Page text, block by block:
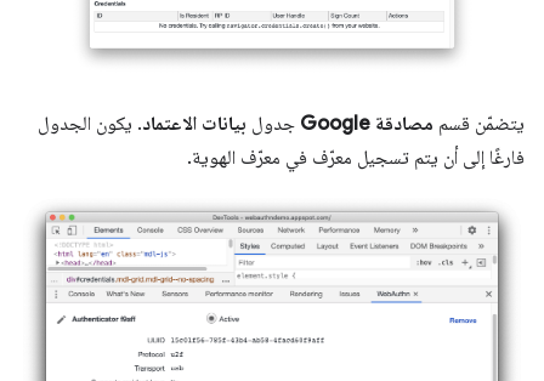
يتضمّن قسم مصادقة Google جدول بيانات الاعتماد. يكون الجدول
فارغًا إلى أن يتم تسجيل معرّف في معرّف الهوية.